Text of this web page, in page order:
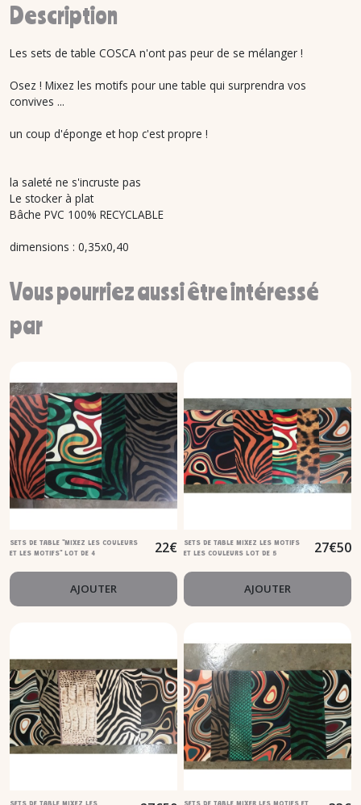
Description
Les sets de table COSCA n'ont pas peur de se mélanger !
Osez ! Mixez les motifs pour une table qui surprendra vos
convives ...
un coup d'éponge et hop c'est propre !
la saleté ne s'incruste pas
Le stocker à plat
Bâche PVC 100% RECYCLABLE
dimensions : 0,35x0,40
Vous pourriez aussi être intéressé
par
SETS DE TABLE "MIXEZ LES COULEURS
ET LES MOTIFS" LOT DE 4
22€
AJOUTER
SETS DE TABLE MIXEZ LES MOTIFS
ET LES COULEURS LOT DE 5
27€50
AJOUTER
SETS DE TABLE MIXEZ LES
SETS DE TABLE MIXER LES MOTIFS ET